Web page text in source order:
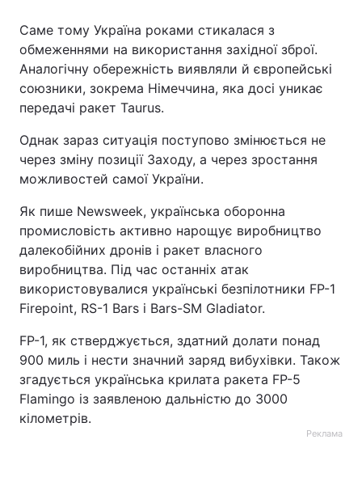
Саме тому Україна роками стикалася з
обмеженнями на використання західної зброї.
Аналогічну обережність виявляли й європейські
союзники, зокрема Німеччина, яка досі уникає
передачі ракет Taurus.
Однак зараз ситуація поступово змінюється не
через зміну позиції Заходу, а через зростання
можливостей самої України.
Як пише Newsweek, українська оборонна
промисловість активно нарощує виробництво
далекобійних дронів і ракет власного
виробництва. Під час останніх атак
використовувалися українські безпілотники FP-1
Firepoint, RS-1 Bars і Bars-SM Gladiator.
FP-1, як стверджується, здатний долати понад
900 миль і нести значний заряд вибухівки. Також
згадується українська крилата ракета FP-5
Flamingo із заявленою дальністю до 3000
кілометрів.
Реклама